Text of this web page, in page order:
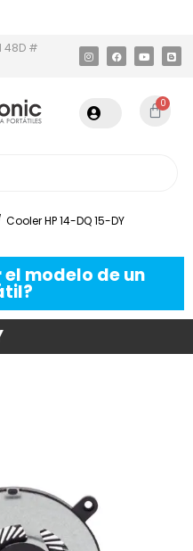
48D #
0
Cooler HP 14-DQ 15-DY
modelo de un